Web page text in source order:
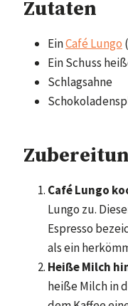
Zutaten
EinCafé Lungo
Ein Schuss
Schlagsahne
Café Lungo
Lungo zu.
Espresso
als ein
Heiße Milch
heiße Milch in